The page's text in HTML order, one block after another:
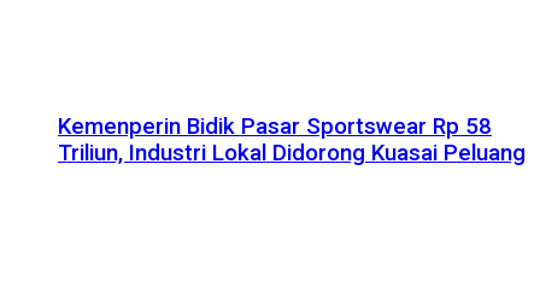
Kemenperin Bidik Pasar Sportswear Rp 58
Triliun, Industri Lokal Didorong Kuasai Peluang